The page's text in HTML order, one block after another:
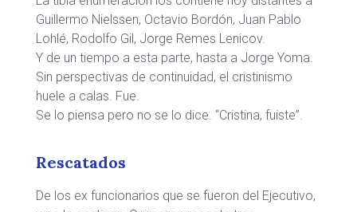
Guillermo Nielssen, Octavio Bordón, Juan Pablo
Lohlé, Rodolfo Gil, Jorge Remes Lenicov.
Y de un tiempo a esta parte, hasta a Jorge Yoma.
Sin perspectivas de continuidad, el cristinismo
huele a calas. Fue.
Se lo piensa pero no se lo dice. “Cristina, fuiste”.
Rescatados
De los ex funcionarios que se fueron del Ejecutivo,